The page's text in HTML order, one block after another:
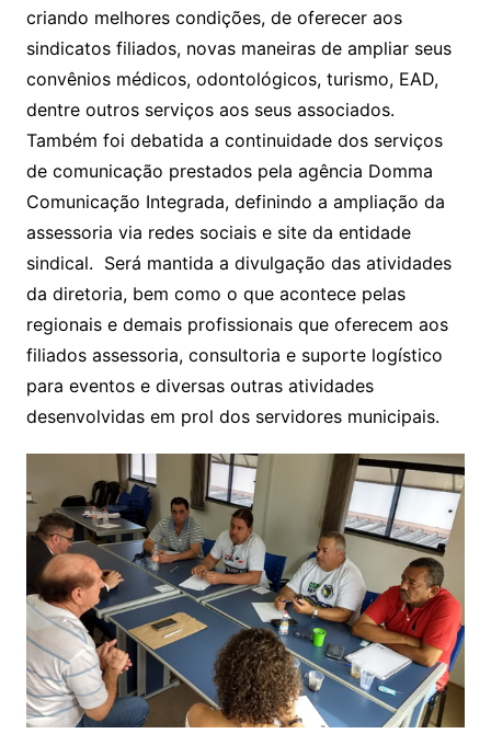
criando melhores condições, de oferecer aos
sindicatos filiados, novas maneiras de ampliar seus
convênios médicos, odontológicos, turismo, EAD,
dentre outros serviços aos seus associados.
Também foi debatida a continuidade dos serviços
de comunicação prestados pela agência Domma
Comunicação Integrada, definindo a ampliação da
assessoria via redes sociais e site da entidade
sindical. Será mantida a divulgação das atividades
da diretoria, bem como o que acontece pelas
regionais e demais profissionais que oferecem aos
filiados assessoria, consultoria e suporte logístico
para eventos e diversas outras atividades
desenvolvidas em prol dos servidores municipais.